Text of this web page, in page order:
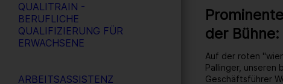
QUALITRAIN -
BERUFLICHE
QUALIFIZIERUNG FÜR
ERWACHSENE
ARBEITSASSISTENZ
der Bühne:
Auf der roten
Pallinger, unseren
Geschäftsführer